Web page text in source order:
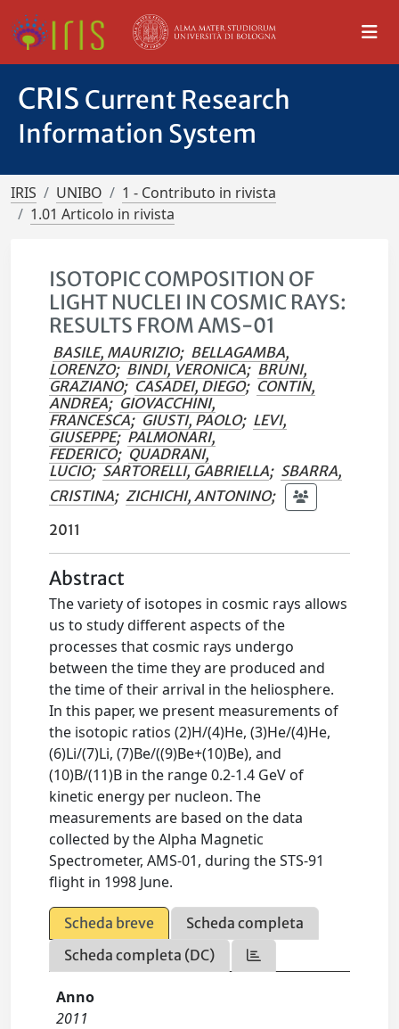
CRIS Current Research
Information System
IRIS UNIBO
1 - Contributo in rivista
1.01 Articolo in rivista
ISOTOPIC COMPOSITION OF
LIGHT NUCLEI IN COSMIC RAYS:
RESULTS FROM AMS-01
BASILE, MAURIZIO; BELLAGAMBA,
LORENZO; BINDI, VERONICA; BRUNI,
GRAZIANO; CASADEI, DIEGO; CONTIN,
ANDREA; GIOVACCHINI,
FRANCESCA; GIUSTI, PAOLO; LEVI,
GIUSEPPE; PALMONARI,
FEDERICO; QUADRANI,
LUCIO; SARTORELLI, GABRIELLA; SBARRA,
CRISTINA; ZICHICHI, ANTONINO;
2011
Abstract
The variety of isotopes in cosmic rays allows
us to study different aspects of the
processes that cosmic rays undergo
between the time they are produced and
the time of their arrival in the heliosphere.
In this paper, we present measurements of
the isotopic ratios (2)H/(4)He, (3)He/(4)He,
(6)Li/(7)Li, (7)Be/((9)Be+(10)Be), and
(10)B/(11)B in the range 0.2-1.4 GeV of
kinetic energy per nucleon. The
measurements are based on the data
collected by the Alpha Magnetic
Spectrometer, AMS-01, during the STS-91
flight in 1998 June.
Scheda breve
Scheda completa
Scheda completa (DC)
Anno
2011